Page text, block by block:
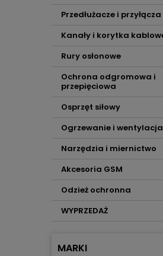
Przedłużacze i przyłącza
Kanały i korytka
Rury osłonowe
Ochrona odgromowa i
przepięciowa
Osprzęt siłowy
Ogrzewanie i wentylacja
Narzędzia i miernictwo
Akcesoria GSM
Odzież ochronna
WYPRZEDAŻ
MARKI